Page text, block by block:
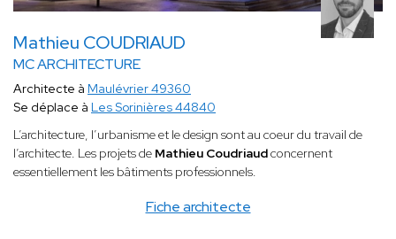
Mathieu COUDRIAUD
MC ARCHITECTURE
Fiche architecte
Architecte à Maulévrier 49360
Se déplace à Les Sorinières 44840
L’architecture, l’urbanisme et le design sont au coeur du travail de
l’architecte. Les projets de Mathieu Coudriaudconcernent
essentiellement les bâtiments professionnels.